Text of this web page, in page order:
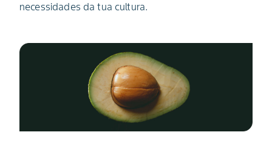
necessidades da tua cultura.